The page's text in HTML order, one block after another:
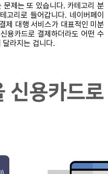
제는 또 있습니다. 카테고리 분
고리로 들어갑니다. 네이버페이
제 대행 서비스가 대표적인 미분
용카드로 결제하더라도 어떤 수
달라지는 겁니다.